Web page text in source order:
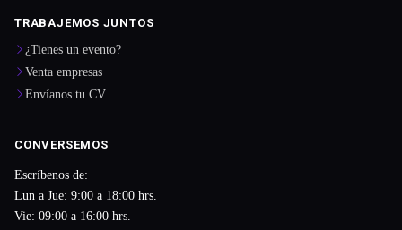
TRABAJEMOS JUNTOS
¿Tienes un evento?
Venta empresas
Envíanos tu CV
CONVERSEMOS
Escríbenos de:
Lun a Jue: 9:00 a 18:00 hrs.
Vie: 09:00 a 16:00 hrs.